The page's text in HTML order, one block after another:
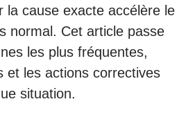
la cause exacte accélère le
normal. Cet article passe
les plus fréquentes,
et les actions correctives
situation.